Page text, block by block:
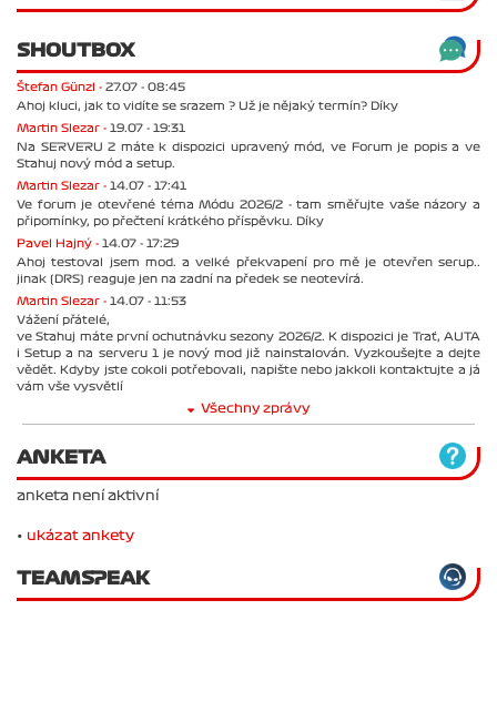
SHOUTBOX
Štefan Günzl - 27.07 - 08:45
Ahoj kluci, jak to vidíte se srazem ? Už je nějaký termín? Díky
Martin Slezar - 19.07 - 19:31
Na SERVERU 2 máte k dispozici upravený mód, ve Forum je popis a ve
Stahuj nový mód a setup.
Martin Slezar - 14.07 - 17:41
Ve forum je otevřené téma Módu 2026/2 - tam směřujte vaše názory a
připomínky, po přečtení krátkého příspěvku. Díky
Pavel Hajný - 14.07 - 17:29
Ahoj testoval jsem mod. a velké překvapení pro mě je otevřen serup..
jinak (DRS) reaguje jen na zadní na předek se neotevírá.
Martin Slezar - 14.07 - 11:53
Vážení přátelé,
ve Stahuj máte první ochutnávku sezony 2026/2. K dispozici je Trať, AUTA
i Setup a na serveru 1 je nový mod již nainstalován. Vyzkoušejte a dejte
vědět. Kdyby jste cokoli potřebovali, napište nebo jakkoli kontaktujte a já
vám vše vysvětlí
Všechny zprávy
ANKETA
anketa není aktivní
• ukázat ankety
TEAMSPEAK